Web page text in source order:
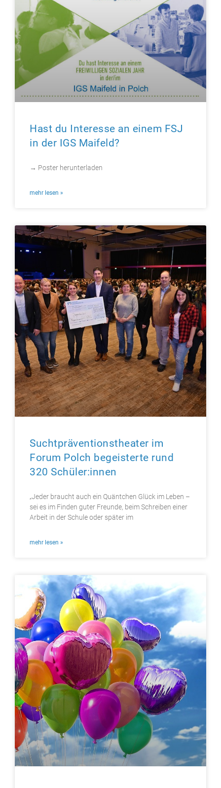
Hast du Interesse an einem FSJ
in der IGS Maifeld?
→ Poster herunterladen
mehr lesen »
Suchtpräventionstheater im
Forum Polch begeisterte rund
320 Schüler:innen
„Jeder braucht auch ein Quäntchen Glück im Leben –
sei es im Finden guter Freunde, beim Schreiben einer
Arbeit in der Schule oder später im
mehr lesen »